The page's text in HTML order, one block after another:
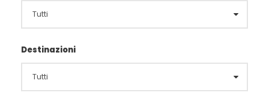
Destinazioni